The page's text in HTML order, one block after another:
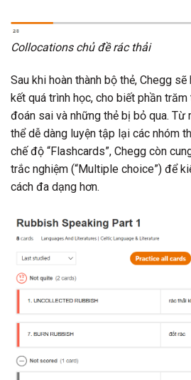
Collocations chủ đề rác thải
Sau khi hoàn thành bộ thẻ, Chegg
kết quá trình học, cho biết phần
đoán sai và những thẻ bị bỏ qua. Từ
thể dễ dàng luyện tập lại các nhóm
chế độ “Flashcards”, Chegg còn
trắc nghiệm (“Multiple choice”) để
cách đa dạng hơn.